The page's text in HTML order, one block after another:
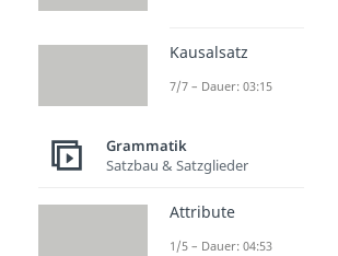
Kausalsatz
7/7 – Dauer: 03:15
Grammatik
Satzbau & Satzglieder
Attribute
1/5 – Dauer: 04:53